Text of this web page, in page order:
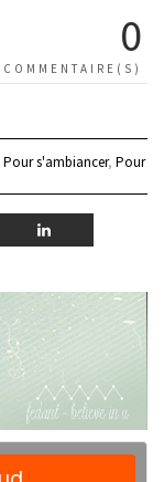
0
COMMENTAIRE(S)
Pour s'ambiancer, Pour